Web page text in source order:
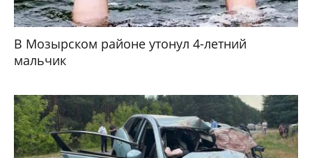
В Мозырском районе утонул 4-летний
мальчик